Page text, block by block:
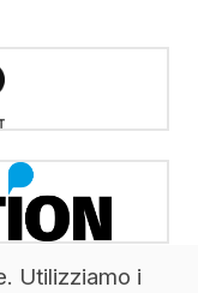
Utilizziamo i